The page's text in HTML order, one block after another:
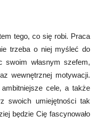
tego, co się robi. Praca
trzeba o niej myśleć do
swoim własnym szefem,
wewnętrznej motywacji.
cele, a także
swoich umiejętności tak
będzie Cię fascynowało